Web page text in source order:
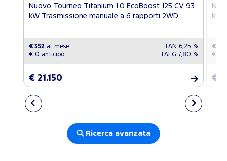
Nuovo Tourneo Titanium 1.0 EcoBoost 125 CV 93
kW Trasmissione manuale a 6 rapporti 2WD
€ 352 al mese
€ 0 anticipo
TAN 6,25 %
TAEG 7,80 %
€ 21.150
kW
€
€ 0
€
Ricerca avanzata